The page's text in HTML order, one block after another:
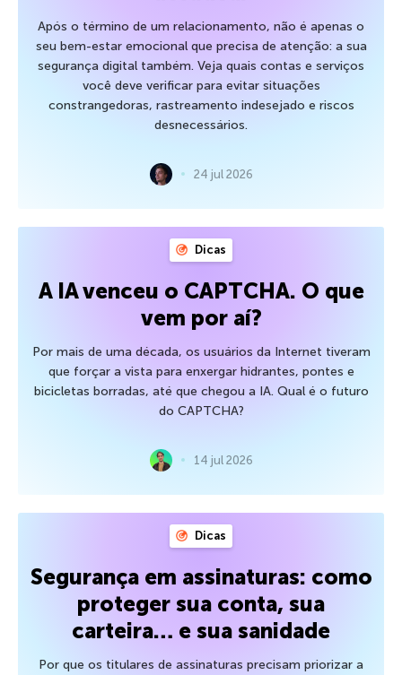
Após o término de um relacionamento, não é apenas o
seu bem-estar emocional que precisa de atenção: a sua
segurança digital também. Veja quais contas e serviços
você deve verificar para evitar situações
constrangedoras, rastreamento indesejado e riscos
desnecessários.
24 jul 2026
Dicas
A IA venceu o CAPTCHA. O que
vem por aí?
Por mais de uma década, os usuários da Internet tiveram
que forçar a vista para enxergar hidrantes, pontes e
bicicletas borradas, até que chegou a IA. Qual é o futuro
do CAPTCHA?
14 jul 2026
Dicas
Segurança em assinaturas: como
proteger sua conta, sua
carteira… e sua sanidade
Por que os titulares de assinaturas precisam priorizar a